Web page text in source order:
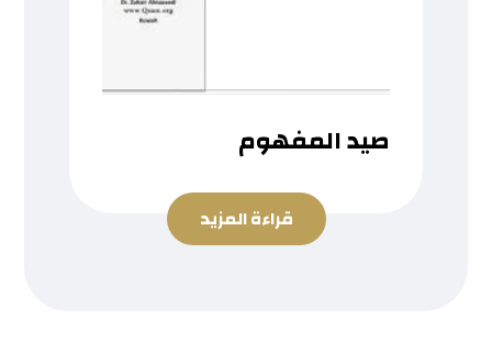
صيد المفهوم
قراءة المزيد